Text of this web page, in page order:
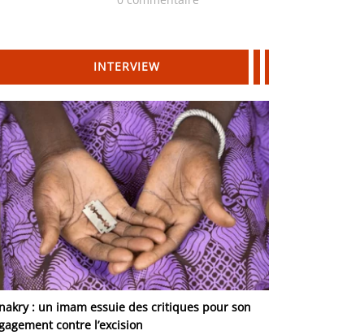
INTERVIEW
: un imam essuie des critiques pour son
contre l’excision